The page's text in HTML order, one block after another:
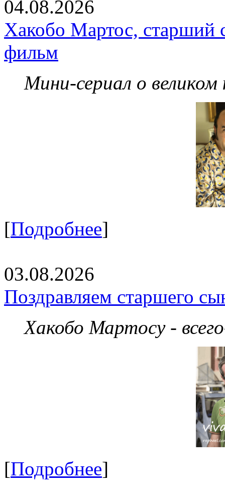
04.08.2026
Хакобо Мартос, старший
фильм
Мини-сериал о великом
[Подробнее]
03.08.2026
Поздравляем старшего
Хакобо Мартосу -
[Подробнее]